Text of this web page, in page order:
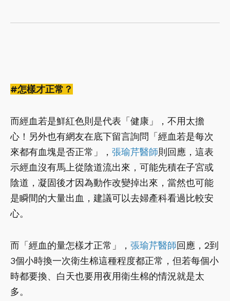
#怎樣才正常？
而經血若是鮮紅色則是代表「健康」，不用太擔
心！另外也有網友在底下留言詢問「經血若是每次
來都有血塊是否正常」， 張瑜芹醫師則回應，這表
示經血沒有馬上從陰道流出來，可能先積在子宮或
陰道，凝固後才因為動作改變掉出來，當然也可能
是瞬間的大量出血，建議可以去婦產科看過比較安
心。
而「經血的量怎樣才正常」， 張瑜芹醫師回應，2到
3個小時換一次衛生棉這種程度都正常，但若每個小
時都要換、白天也要用夜用衛生棉的情況就是太
多。